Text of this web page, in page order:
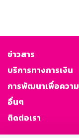
ข่าวสาร
บริการทางการเงิน
การพัฒนาเพื่อควา
อื่นๆ
ติดต่อเรา